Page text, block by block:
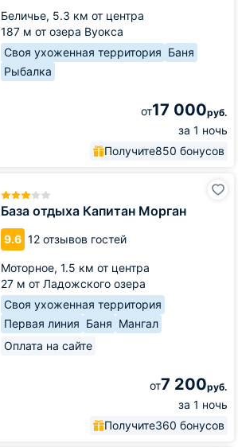
Беличье, 5.3 км от центра
187 м от озера Вуокса
Своя ухоженная территория Баня
Рыбалка
от17 000руб.
за 1 ночь
Получите850 бонусов
База отдыха Капитан Морган
9.6 12 отзывов гостей
Моторное, 1.5 км от центра
27 м от Ладожского озера
Своя ухоженная территория
Первая линия Баня Мангал
Оплата на сайте
от7 200руб.
за 1 ночь
Получите360 бонусов